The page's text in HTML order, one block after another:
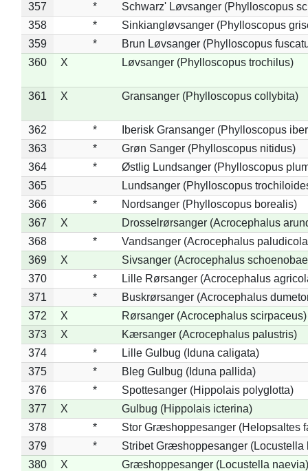
357 *
Schwarz' Løvsanger (Phylloscopus
358
*
Sinkiangløvsanger (Phylloscopus
359
*
Brun Løvsanger (Phylloscopus
360
X Løvsanger (Phylloscopus trochilus)
361 X Gransanger (Phylloscopus collybita)
362 *
Iberisk Gransanger (Phylloscopus
363
*
Grøn Sanger (Phylloscopus nitidus)
364
*
Østlig Lundsanger (Phylloscopus
365
Lundsanger (Phylloscopus
366
*
Nordsanger (Phylloscopus borealis)
367
X
Drosselrørsanger (Acrocephalus
368
*
Vandsanger (Acrocephalus
369
X
Sivsanger (Acrocephalus
370
*
Lille Rørsanger (Acrocephalus
371
*
Buskrørsanger (Acrocephalus
372
X
Rørsanger (Acrocephalus scirpaceus)
373
X
Kærsanger (Acrocephalus palustris)
374
*
Lille Gulbug (Iduna caligata)
375
*
Bleg Gulbug (Iduna pallida)
376
*
Spottesanger (Hippolais polyglotta)
377
X
Gulbug (Hippolais icterina)
378
*
Stor Græshoppesanger (Helopsaltes
379
*
Stribet Græshoppesanger (Locustella
380
X
Græshoppesanger (Locustella naevia)